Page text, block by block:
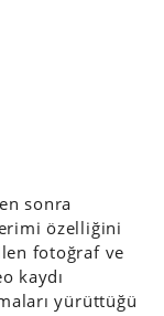
sonra
özelliğini
fotoğraf ve
kaydı
yürüttüğü